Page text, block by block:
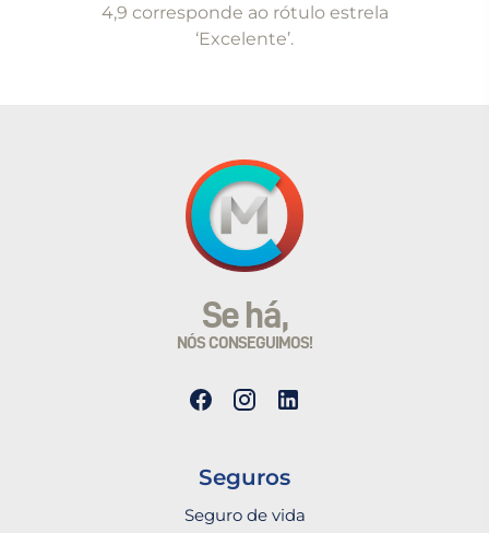
4,9 corresponde ao rótulo estrela
‘Excelente’.
Se há,
NÓS CONSEGUIMOS!
Seguros
Seguro de vida